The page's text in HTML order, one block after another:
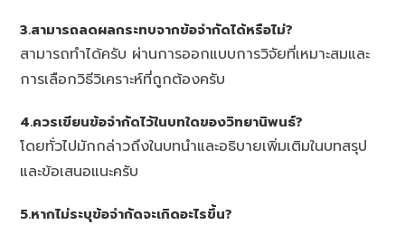
3.สามารถลดผลกระทบจากข้อจำกัดได้หรือไม่?
สามารถทำได้ครับ ผ่านการออกแบบการวิจัยที่เหมาะสมและ
การเลือกวิธีวิเคราะห์ที่ถูกต้องครับ
4.ควรเขียนข้อจำกัดไว้ในบทใดของวิทยานิพนธ์?
โดยทั่วไปมักกล่าวถึงในบทนำและอธิบายเพิ่มเติมในบทสรุป
และข้อเสนอแนะครับ
5.หากไม่ระบุข้อจำกัดจะเกิดอะไรขึ้น?